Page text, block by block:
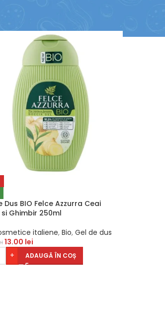
Dus BIO Felce Azzurra Ceai
Ghimbir 250ml
italiene, Bio, Gel de dus
13.00 lei
+ ADAUGĂ ÎN COȘ